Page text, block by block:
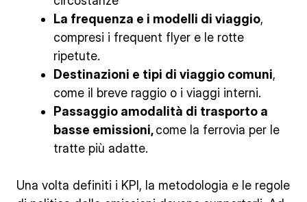
La frequenza e i modelli di viaggio,
compresi i frequent flyer e le rotte
ripetute.
Destinazioni e tipi di viaggio comuni,
come il breve raggio o i viaggi interni.
Passaggio amodalità di trasporto a
basse emissioni,come la ferrovia per le
tratte più adatte.
Una volta definiti i KPI, la metodologia e le regole